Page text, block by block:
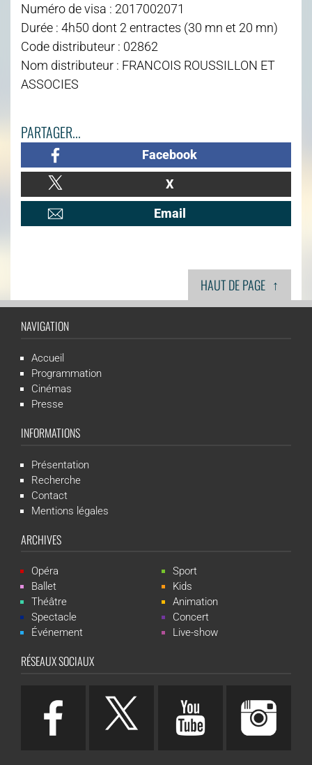
Numéro de visa : 2017002071
Durée : 4h50 dont 2 entractes (30 mn et 20 mn)
Code distributeur : 02862
Nom distributeur : FRANCOIS ROUSSILLON ET
ASSOCIES
PARTAGER...
Facebook
X
Email
HAUT DE PAGE ↑
NAVIGATION
Accueil
Programmation
Cinémas
Presse
INFORMATIONS
Présentation
Recherche
Contact
Mentions légales
ARCHIVES
Opéra
Ballet
Théâtre
Spectacle
Événement
Sport
Kids
Animation
Concert
Live-show
RÉSEAUX SOCIAUX